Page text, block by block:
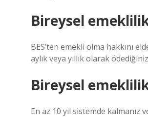
Bireysel emeklilik
BES’ten emekli olma hakkını
aylık veya yıllık olarak
Bireysel
En az 10 yıl sistemde kalmanız